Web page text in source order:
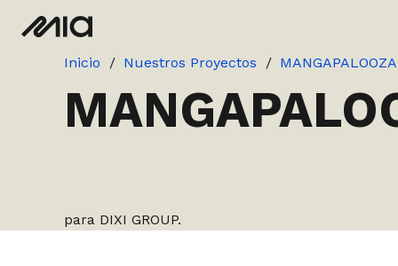
Inicio / Nuestros Proyectos /
para DIXI GROUP.